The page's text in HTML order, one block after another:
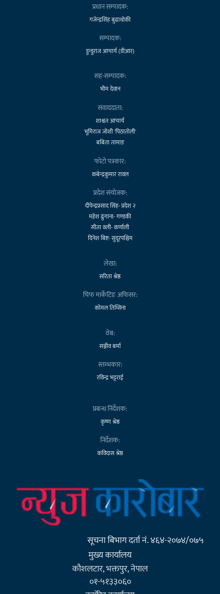
प्रधान सम्पादक:
गजेन्द्रसिंह बुढाथोकी
सम्पादक:
डुन्डुराज आचार्य (डीआर)
सह-सम्पादक:
भीम देवान
संवाददाता:
शाश्वत आचार्य
भूमिराज जोशी 'पिठातोली'
बबिता तामाङ
फोटो पत्रकार:
कबेन्द्रकुमार रावल
प्रदेश संयोजक:
दीपेन्द्रप्रसाद सिंह- प्रदेश २
महेश ढुंगाना- गण्डकी
सीता वली- कर्णाली
दिनेश बिष्ट- सुदूरपश्चिम
लेखा:
सरिता श्रेष्ठ
चिफ मार्केटिङ अफिसर:
कोमल तिम्सिना
वेब:
सञ्जीव बर्मा
स्तम्भकार:
रविन्द्र भट्टराई
प्रबन्ध निर्देशक:
कृष्ण श्रेष्ठ
निर्देशक:
कविदास श्रेष्ठ
सूचना बिभाग दर्ता नं. ४६४-२०७४/०७५
मुख्य कार्यालय
कौशलटार, भक्तपुर, नेपाल
०१-५१३३०६०